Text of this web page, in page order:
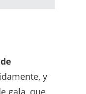
y
gala, que